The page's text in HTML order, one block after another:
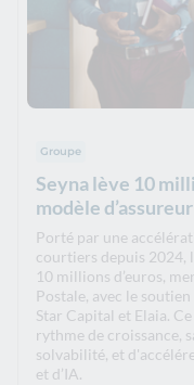
Groupe
Seyna lève 10
modèle
Porté par une
courtiers depuis 2024,
10 millions d’euros,
Postale, avec le
Star Capital et Elaia.
rythme de croissance,
solvabilité, et
et d’IA.